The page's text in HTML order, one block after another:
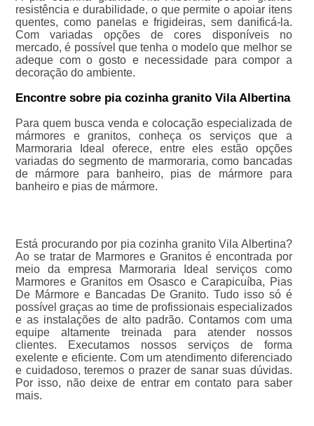
resistência e durabilidade, o que permite o apoiar itens
quentes, como panelas e frigideiras, sem danificá-la.
Com variadas opções de cores disponíveis no
mercado, é possível que tenha o modelo que melhor se
adeque com o gosto e necessidade para compor a
decoração do ambiente.
Encontre sobre pia cozinha granito Vila Albertina
Para quem busca venda e colocação especializada de
mármores e granitos, conheça os serviços que a
Marmoraria Ideal oferece, entre eles estão opções
variadas do segmento de marmoraria, como bancadas
de mármore para banheiro, pias de mármore para
banheiro e pias de mármore.
Está procurando por pia cozinha granito Vila Albertina?
Ao se tratar de Marmores e Granitos é encontrada por
meio da empresa Marmoraria Ideal serviços como
Marmores e Granitos em Osasco e Carapicuíba, Pias
De Mármore e Bancadas De Granito. Tudo isso só é
possível graças ao time de profissionais especializados
e as instalações de alto padrão. Contamos com uma
equipe altamente treinada para atender nossos
clientes. Executamos nossos serviços de forma
exelente e eficiente. Com um atendimento diferenciado
e cuidadoso, teremos o prazer de sanar suas dúvidas.
Por isso, não deixe de entrar em contato para saber
mais.